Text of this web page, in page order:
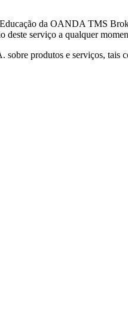
da OANDA TMS
deste serviço a qualquer
produtos e serviços, tais